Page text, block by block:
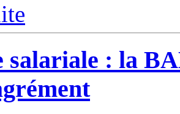
salariale : la